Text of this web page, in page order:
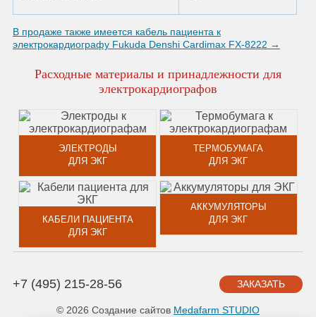
В продаже также имеется кабель пациента к
электрокардиографу Fukuda Denshi Cardimax FX-8222 →
Расходные материалы и принадлежности для
электрокардиографов
ЭЛЕКТРОДЫ
ДЛЯ ЭКГ
ТЕРМОБУМАГА
ДЛЯ ЭКГ
КАБЕЛИ ПАЦИЕНТА
ДЛЯ ЭКГ
АККУМУЛЯТОРЫ
ДЛЯ ЭКГ
+7 (495) 215-28-56 ЗАКАЗАТЬ
© 2026 Создание сайтов Medafarm STUDIO